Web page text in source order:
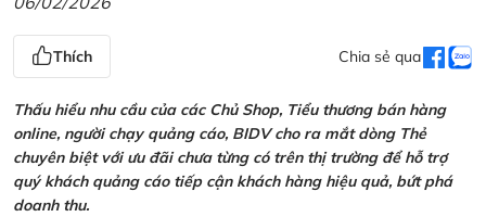
Thích Chia sẻ qua
Thấu hiểu nhu cầu của các Chủ Shop, Tiểu thương bán hàng
online, người chạy quảng cáo, BIDV cho ra mắt dòng Thẻ
chuyên biệt với ưu đãi chưa từng có trên thị trường để hỗ trợ
quý khách quảng cáo tiếp cận khách hàng hiệu quả, bứt phá
doanh thu.